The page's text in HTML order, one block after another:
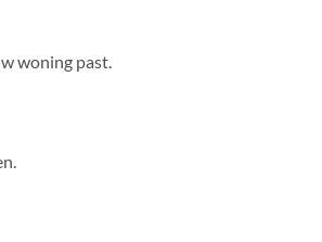
woning past.